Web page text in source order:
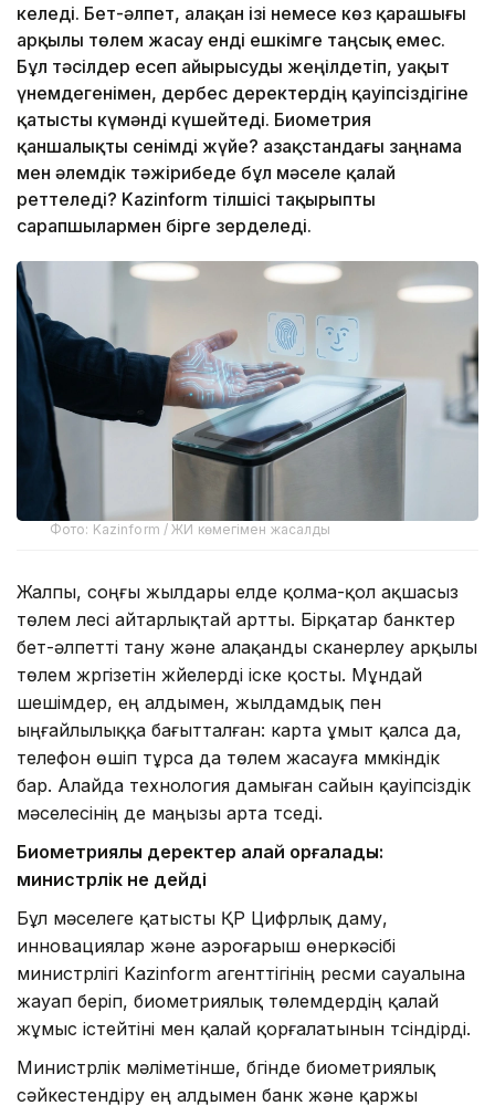
келеді. Бет-әлпет, алақан ізі немесе көз қарашығы
арқылы төлем жасау енді ешкімге таңсық емес.
Бұл тәсілдер есеп айырысуды жеңілдетіп, уақыт
үнемдегенімен, дербес деректердің қауіпсіздігіне
қатысты күмәнді күшейтеді. Биометрия
қаншалықты сенімді жүйе? Қазақстандағы заңнама
мен әлемдік тәжірибеде бұл мәселе қалай
реттеледі? Kazinform тілшісі тақырыпты
сарапшылармен бірге зерделеді.
Фото: Kazinform / ЖИ көмегімен жасалды
Жалпы, соңғы жылдары елде қолма-қол ақшасыз
төлем үлесі айтарлықтай артты. Бірқатар банктер
бет-әлпетті тану және алақанды сканерлеу арқылы
төлем жүргізетін жүйелерді іске қосты. Мұндай
шешімдер, ең алдымен, жылдамдық пен
ыңғайлылыққа бағытталған: карта ұмыт қалса да,
телефон өшіп тұрса да төлем жасауға мүмкіндік
бар. Алайда технология дамыған сайын қауіпсіздік
мәселесінің де маңызы арта түседі.
Биометриялық деректер қалай қорғалады:
министрлік не дейді
Бұл мәселеге қатысты ҚР Цифрлық даму,
инновациялар және аэроғарыш өнеркәсібі
министрлігі Kazinform агенттігінің ресми сауалына
жауап беріп, биометриялық төлемдердің қалай
жұмыс істейтіні мен қалай қорғалатынын түсіндірді.
Министрлік мәліметінше, бүгінде биометриялық
сәйкестендіру ең алдымен банк және қаржы